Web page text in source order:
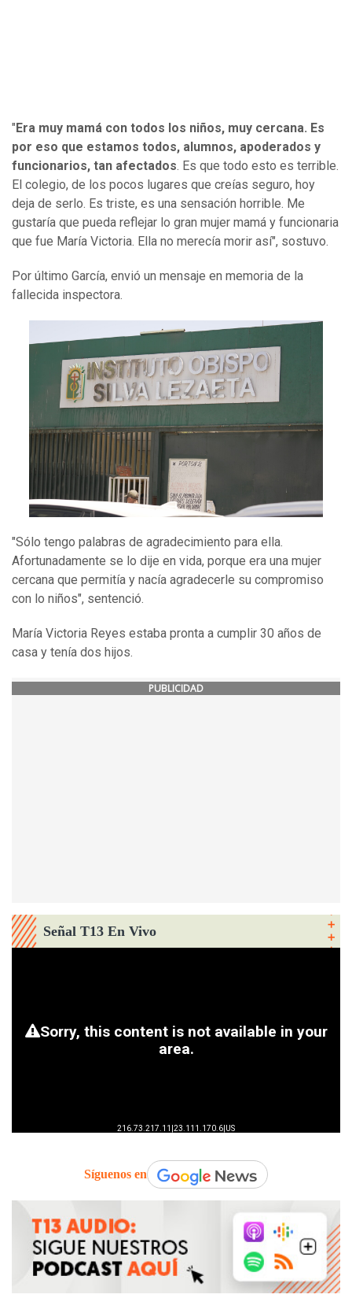
" Era muy mamá con todos los niños, muy cercana. Es
por eso que estamos todos, alumnos, apoderados y
funcionarios, tan afectados. Es que todo esto es terrible.
El colegio, de los pocos lugares que creías seguro, hoy
deja de serlo. Es triste, es una sensación horrible. Me
gustaría que pueda reflejar lo gran mujer mamá y funcionaria
que fue María Victoria. Ella no merecía morir así", sostuvo.
Por último García, envió un mensaje en memoria de la
fallecida inspectora.
"Sólo tengo palabras de agradecimiento para ella.
Afortunadamente se lo dije en vida, porque era una mujer
cercana que permitía y nacía agradecerle su compromiso
con lo niños", sentenció.
María Victoria Reyes estaba pronta a cumplir 30 años de
casa y tenía dos hijos.
PUBLICIDAD
Señal T13 En Vivo
Síguenos en